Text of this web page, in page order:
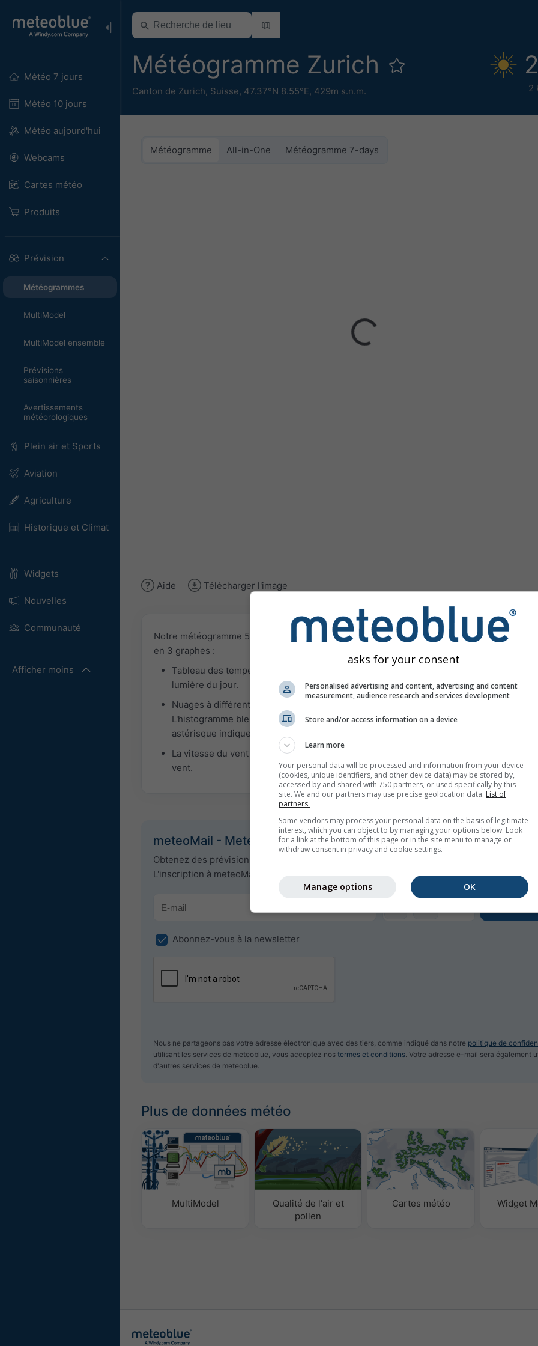
Météo 7 jours
Météo 10 jours
Météo aujourd'hui
Webcams
Cartes météo
Produits
Prévision
Météogrammes
MultiModel
MultiModel ensemble
Prévisions
saisonnières
Avertissements
météorologiques
Plein air et Sports
Aviation
Agriculture
Historique et Climat
Widgets
Nouvelles
Communauté
Afficher moins
Météogramme Zurich
Canton de Zurich, Suisse, 47.37°N 8.55°E, 429m s.n.m. 2
Météogramme All-in-One Météogramme 7-days
Aide Télécharger l'image
Notre météogramme 5 jours pour Zurich offre toutes les informations météorologiques
en 3 graphes :
Tableau des températures avec pictogrammes météorologiques. Le fond jaune indique
lumière du jour.
Nuages à différentes altitudes : de peu de nuages (gris clair) à ciel nuageux (gris
L'histogramme bleu foncé montre les précipitations horaires, et le bleu clair les
astérisque indique de possibles chutes de neige.
La vitesse du vent est en bleu et les rafales en vert. Les flèches indiquent la direction
vent.
meteoMail - Meteogram pour Zurich
Obtenez des prévisions météo quotidiennes par E-mail gratuitement.
L'inscription à meteoMail est gratuite et peut être annulée à tout moment.
Abonnez-vous à la newsletter
Nous ne partageons pas votre adresse électronique avec des tiers, comme indiqué dans notre politique de
utilisant les services de meteoblue, vous acceptez nos termes et conditions . Votre adresse e-mail sera également
d'autres services de meteoblue.
Plus de données météo
MultiModel
Qualité de l'air et
pollen
Cartes météo Widget
asks for your consent
Personalised advertising and content, advertising and content
measurement, audience research and services development
Store and/or access information on a device
Learn more
Your personal data will be processed and information from your device
(cookies, unique identifiers, and other device data) may be stored by,
accessed by and shared with 750 partners, or used specifically by this
site. We and our partners may use precise geolocation data. List of
partners.
Some vendors may process your personal data on the basis of legitimate
interest, which you can object to by managing your options below. Look
for a link at the bottom of this page or in the site menu to manage or
withdraw consent in privacy and cookie settings.
OK
Manage options